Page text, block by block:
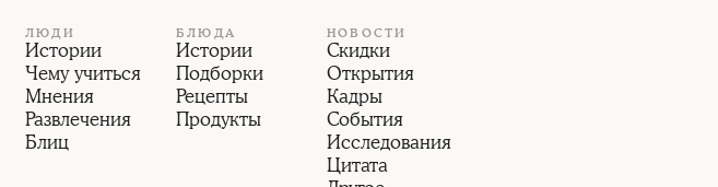
ЛЮДИ
Истории
Чему учиться
Мнения
Развлечения
Блиц
БЛЮДА
Истории
Подборки
Рецепты
Продукты
НОВОСТИ
Скидки
Открытия
Кадры
События
Исследования
Цитата